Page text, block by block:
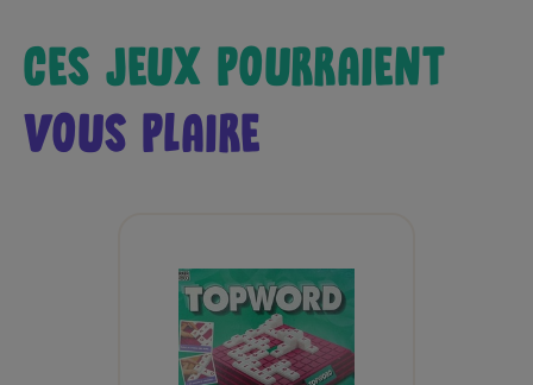
CES JEUX POURRAIENT
VOUS PLAIRE